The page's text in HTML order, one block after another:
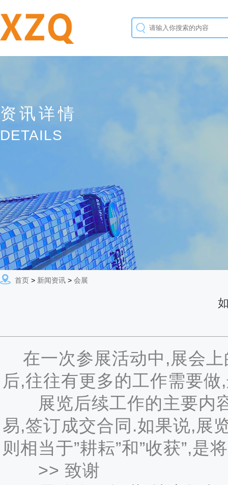
资讯详情
DETAILS
首页 > 新闻资讯 > 会展
在一次参展活动中,展会上
后,往往有更多的工作需要
展览后续工作的主要内容
易,签订成交合同.如果说,展
则相当于”耕耘”和”收获”,
>> 致谢